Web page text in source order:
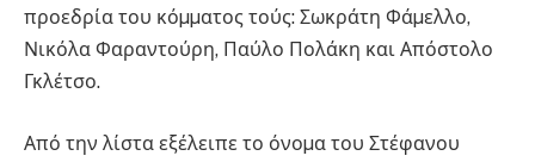
προεδρία του κόµµατος τούς: Σωκράτη Φάµελλο,
Νικόλα Φαραντούρη, Παύλο Πολάκη και Απόστολο
Γκλέτσο.
Από την λίστα εξέλειπε το όνοµα του Στέφανου